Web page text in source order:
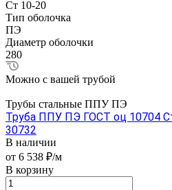
Ст 10-20
Тип оболочка
ПЭ
Диаметр оболочки
280
Можно с вашей трубой
Трубы стальные ППУ ПЭ
Труба ППУ ПЭ ГОСТ оц 10704
30732
В наличии
от 6 538 ₽/м
В корзину